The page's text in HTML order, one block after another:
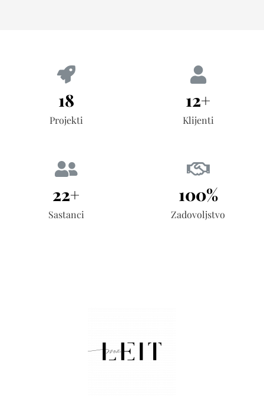
18
Projekti
12+
Klijenti
22+
Sastanci
100%
Zadovoljstvo